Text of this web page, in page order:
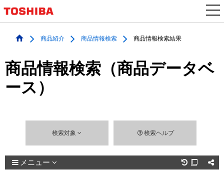
商品紹介 商品情報検索 商品情報検索結果
商品情報検索（商品データベ
ース）
検索対象 検索ヘルプ
メニュー 